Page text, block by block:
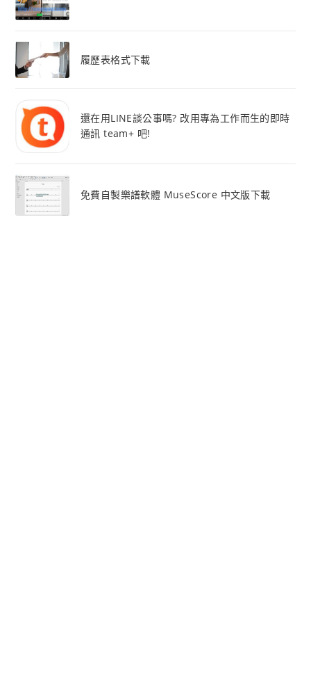
履歷表格式下載
還在用LINE談公事嗎? 改用專為工作而生的即時
通訊 team+ 吧!
免費自製樂譜軟體 MuseScore 中文版下載